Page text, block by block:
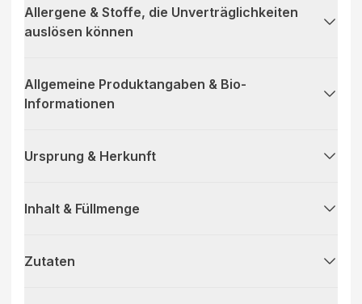
Allergene & Stoffe, die Unverträglichkeiten
auslösen können
Allgemeine Produktangaben & Bio-
Informationen
Ursprung & Herkunft
Inhalt & Füllmenge
Zutaten